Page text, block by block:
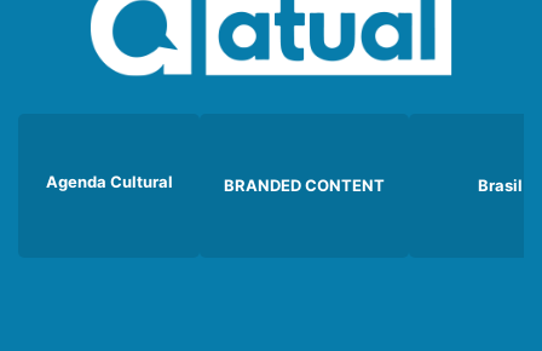
Agenda Cultural BRANDED CONTENT Brasil